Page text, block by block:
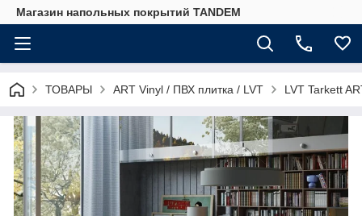
Магазин напольных покрытий TANDEM
ТОВАРЫ ART Vinyl / ПВХ плитка / LVT LVT Tarkett